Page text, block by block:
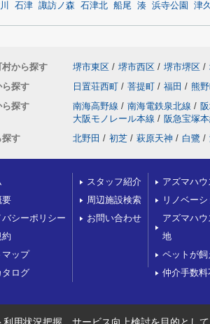
石津 諏訪ノ森 石津北 船尾 湊 浜寺公園 津
村から探す 堺市東区 / 堺市西区 / 堺市堺区 /
ら探す
日置荘西町 / 菩提町 / 福田 / 熊
ら探す
南海高野線 / 南海電鉄泉北線 /
大阪モノレール本線 / 阪急宝塚
探す
北野田 / 初芝 / 萩原天神 / 白鷺 /
要
バシーポリシー
マップ
タログ
スタッフ紹介
周辺施設検索
お問い合わせ
アズマハ
リノベー
アズマハ
地
ペットが
仲介手数